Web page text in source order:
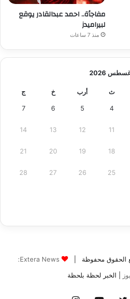
مفاجأة.. احمد عبدالقادر يوقع
لبيراميدز
منذ 7 ساعات
2026
ث أرب خ ج
4
5
6
7
11
12
13
14
18
19
20
21
25
26
27
28
Extera News:
| الخبر لحظة بلحظة